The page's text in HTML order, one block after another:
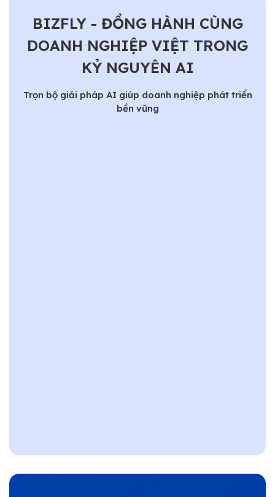
BIZFLY - ĐỒNG HÀNH CÙNG
DOANH NGHIỆP VIỆT TRONG
KỶ NGUYÊN AI
Trọn bộ giải pháp AI giúp doanh nghiệp phát triển
bền vững